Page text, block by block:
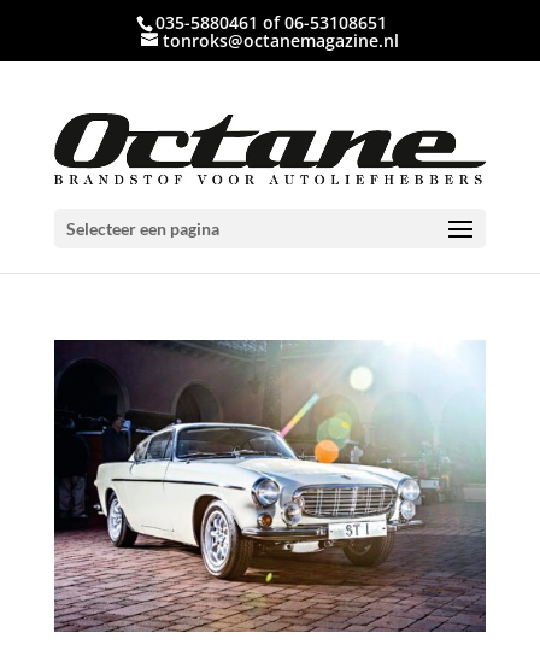
035-5880461 of 06-53108651
tonroks@octanemagazine.nl
Selecteer een pagina